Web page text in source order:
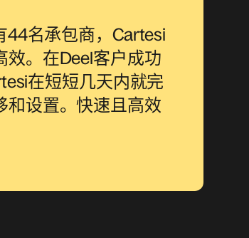
44名承包商，Cartesi
效。在Deel客户成功
在短短几天内就完
和设置。快速且高效